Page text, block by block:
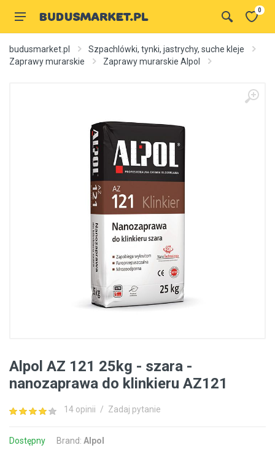
0
budusmarket.pl
Szpachlówki, tynki, jastrychy, suche kleje
Zaprawy murarskie
Zaprawy murarskie Alpol
Alpol AZ 121 25kg - szara -
nanozaprawa do klinkieru AZ121
14 opinii / Zadaj pytanie
Dostępny Brand: Alpol